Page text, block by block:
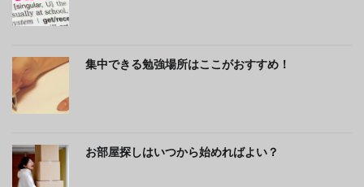
集中できる勉強場所はここがおすすめ！
お部屋探しはいつから始めればよい？